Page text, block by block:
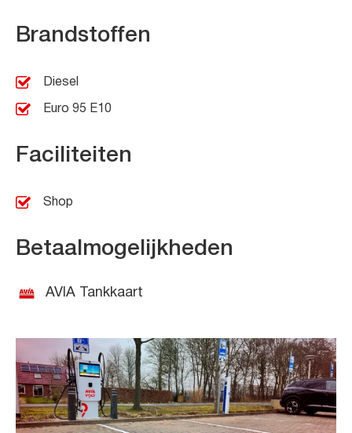
Brandstoffen
Diesel
Euro 95 E10
Faciliteiten
Shop
Betaalmogelijkheden
AVIA Tankkaart